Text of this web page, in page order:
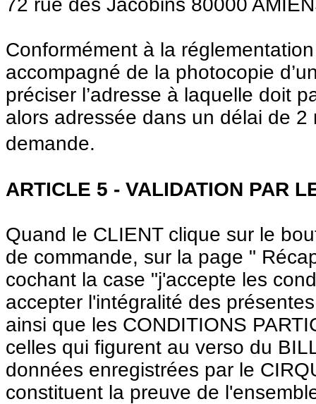
72 rue des Jacobins 80000
Conformément à la
accompagné de la photocopie
préciser l’adresse à laquelle doit
alors adressée dans un délai de
demande.
ARTICLE 5 - VALIDATION PAR
Quand le CLIENT clique sur le
de commande, sur la page "
cochant la case "j'accepte les
accepter l'intégralité des
ainsi que les CONDITIONS
celles qui figurent au verso du
données enregistrées par le
constituent la preuve de